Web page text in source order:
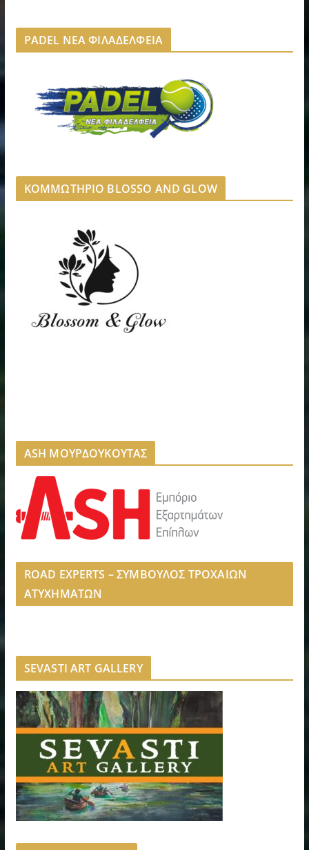
PADEL ΝΕΑ ΦΙΛΑΔΕΛΦΕΙΑ
ΚΟΜΜΩΤΗΡΙΟ BLOSSO AND GLOW
ASH ΜΟΥΡΔΟΥΚΟΥΤΑΣ
ROAD EXPERTS – ΣΥΜΒΟΥΛΟΣ ΤΡΟΧΑΙΩΝ
ΑΤΥΧΗΜΑΤΩΝ
SEVASTI ART GALLERY